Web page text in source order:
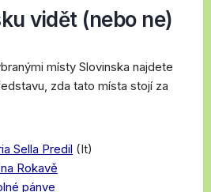
vidět (nebo ne)
místy Slovinska najdete
zda tato místa stojí za
Sella Predil (It)
Rokavě
pánve